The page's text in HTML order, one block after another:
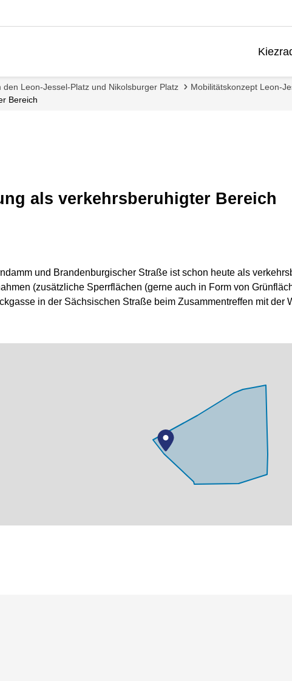
Leon-Jessel-Platz und Nikolsburger Platz Mobilitätskonzept Leon-
Bereich
als verkehrsberuhigter Bereich
und Brandenburgischer Straße ist schon heute als
(zusätzliche Sperrflächen (gerne auch in Form von
in der Sächsischen Straße beim Zusammentreffen mit der